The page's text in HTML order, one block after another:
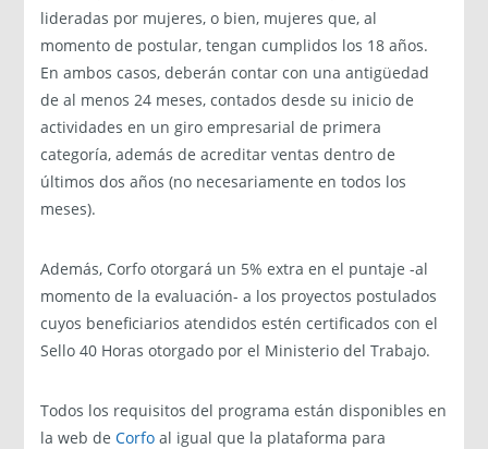
lideradas por mujeres, o bien, mujeres que, al
momento de postular, tengan cumplidos los 18 años.
En ambos casos, deberán contar con una antigüedad
de al menos 24 meses, contados desde su inicio de
actividades en un giro empresarial de primera
categoría, además de acreditar ventas dentro de
últimos dos años (no necesariamente en todos los
meses).
Además, Corfo otorgará un 5% extra en el puntaje -al
momento de la evaluación- a los proyectos postulados
cuyos beneficiarios atendidos estén certificados con el
Sello 40 Horas otorgado por el Ministerio del Trabajo.
Todos los requisitos del programa están disponibles en
la web deCorfo al igual que la plataforma para